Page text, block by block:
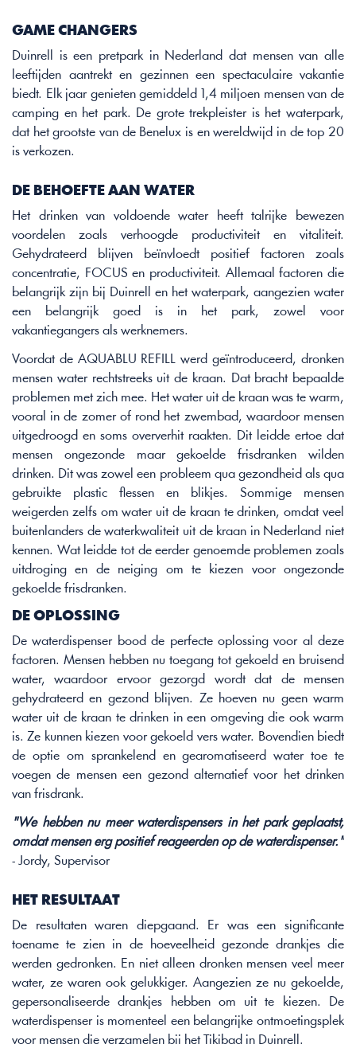
GAME CHANGERS
Duinrell is een pretpark in Nederland dat mensen van alle
leeftijden aantrekt en gezinnen een spectaculaire vakantie
biedt. Elk jaar genieten gemiddeld 1,4 miljoen mensen van de
camping en het park. De grote trekpleister is het waterpark,
dat het grootste van de Benelux is en wereldwijd in de top 20
is verkozen.
DE BEHOEFTE AAN WATER
Het drinken van voldoende water heeft talrijke bewezen
voordelen zoals verhoogde productiviteit en vitaliteit.
Gehydrateerd blijven beïnvloedt positief factoren zoals
concentratie, FOCUS en productiviteit. Allemaal factoren die
belangrijk zijn bij Duinrell en het waterpark, aangezien water
een belangrijk goed is in het park, zowel voor
vakantiegangers als werknemers.
Voordat de AQUABLU REFILL werd geïntroduceerd, dronken
mensen water rechtstreeks uit de kraan. Dat bracht bepaalde
problemen met zich mee. Het water uit de kraan was te warm,
vooral in de zomer of rond het zwembad, waardoor mensen
uitgedroogd en soms oververhit raakten. Dit leidde ertoe dat
mensen ongezonde maar gekoelde frisdranken wilden
drinken. Dit was zowel een probleem qua gezondheid als qua
gebruikte plastic flessen en blikjes. Sommige mensen
weigerden zelfs om water uit de kraan te drinken, omdat veel
buitenlanders de waterkwaliteit uit de kraan in Nederland niet
kennen. Wat leidde tot de eerder genoemde problemen zoals
uitdroging en de neiging om te kiezen voor ongezonde
gekoelde frisdranken.
DE OPLOSSING
De waterdispenser bood de perfecte oplossing voor al deze
factoren. Mensen hebben nu toegang tot gekoeld en bruisend
water, waardoor ervoor gezorgd wordt dat de mensen
gehydrateerd en gezond blijven. Ze hoeven nu geen warm
water uit de kraan te drinken in een omgeving die ook warm
is. Ze kunnen kiezen voor gekoeld vers water. Bovendien biedt
de optie om sprankelend en gearomatiseerd water toe te
voegen de mensen een gezond alternatief voor het drinken
van frisdrank.
"We hebben nu meer waterdispensers in het park geplaatst,
omdat mensen erg positief reageerden op de waterdispenser."
- Jordy, Supervisor
HET RESULTAAT
De resultaten waren diepgaand. Er was een significante
toename te zien in de hoeveelheid gezonde drankjes die
werden gedronken. En niet alleen dronken mensen veel meer
water, ze waren ook gelukkiger. Aangezien ze nu gekoelde,
gepersonaliseerde drankjes hebben om uit te kiezen. De
waterdispenser is momenteel een belangrijke ontmoetingsplek
voor mensen die verzamelen bij het Tikibad in Duinrell.